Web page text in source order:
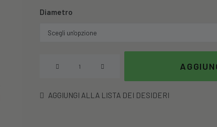
Diametro
In
AGGIUNGI ALLA LISTA DEI DESIDERI